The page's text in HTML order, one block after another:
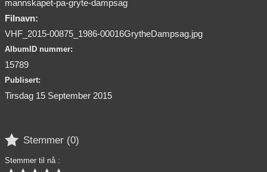
mannskapet-pa-gryte-dampsag
Filnavn:
VHF_2015-00875_1986-00016GrytheDampsag.jpg
AlbumID nummer:
15789
Publisert:
Tirsdag 15 September 2015
 Stemmer (0)
Stemmer til nå :